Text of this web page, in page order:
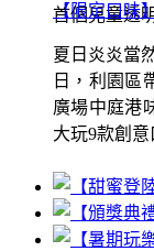
首個兒童透
【限定口味
夏日炎炎當
日，利園區
廣場中庭港
大玩9款創